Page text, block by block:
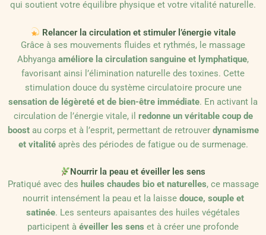
qui soutient votre équilibre physique et votre vitalité naturelle.
Relancer la circulation et stimuler l’énergie vitale
Grâce à ses mouvements fluides et rythmés, le massage
Abhyanga améliore la circulation sanguine et lymphatique,
favorisant ainsi l’élimination naturelle des toxines. Cette
stimulation douce du système circulatoire procure une
sensation de légèreté et de bien-être immédiate. En activant la
circulation de l’énergie vitale, il redonne un véritable coup de
boostau corps et à l’esprit, permettant de retrouver dynamisme
et vitalitéaprès des périodes de fatigue ou de surmenage.
Nourrir la peau et éveiller les sens
Pratiqué avec des huiles chaudes bio et naturelles, ce massage
nourrit intensément la peau et la laisse douce, souple et
satinée. Les senteurs apaisantes des huiles végétales
participent à éveiller les sens et à créer une profonde